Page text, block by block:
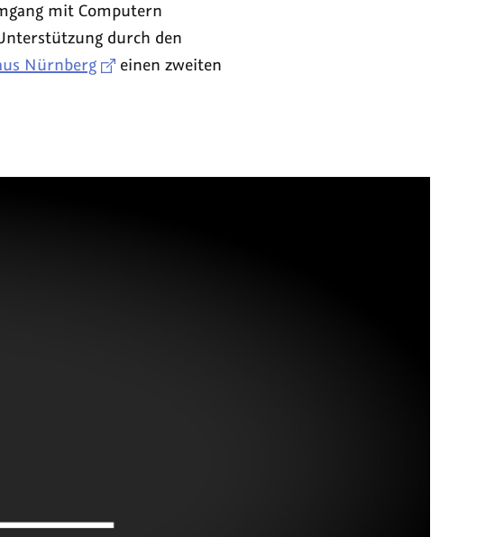
mit Computern
durch den
Nürnberg
einen zweiten